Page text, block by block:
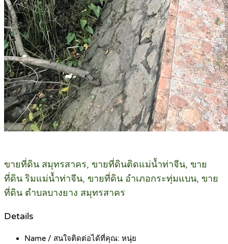
ขายที่ดิน สมุทรสาคร, ขายที่ดินติดแม่น้ำท่าจีน, ขาย
ที่ดิน ริมแม่น้ำท่าจีน, ขายที่ดิน อำเภอกระทุ่มแบน, ขาย
ที่ดิน ตำบลบางยาง สมุทรสาคร
Details
Name / สนใจติดต่อได้ที่คุณ: หนุ่ย